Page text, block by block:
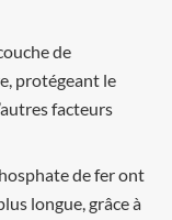
de
protégeant le
facteurs
de fer ont
longue, grâce à